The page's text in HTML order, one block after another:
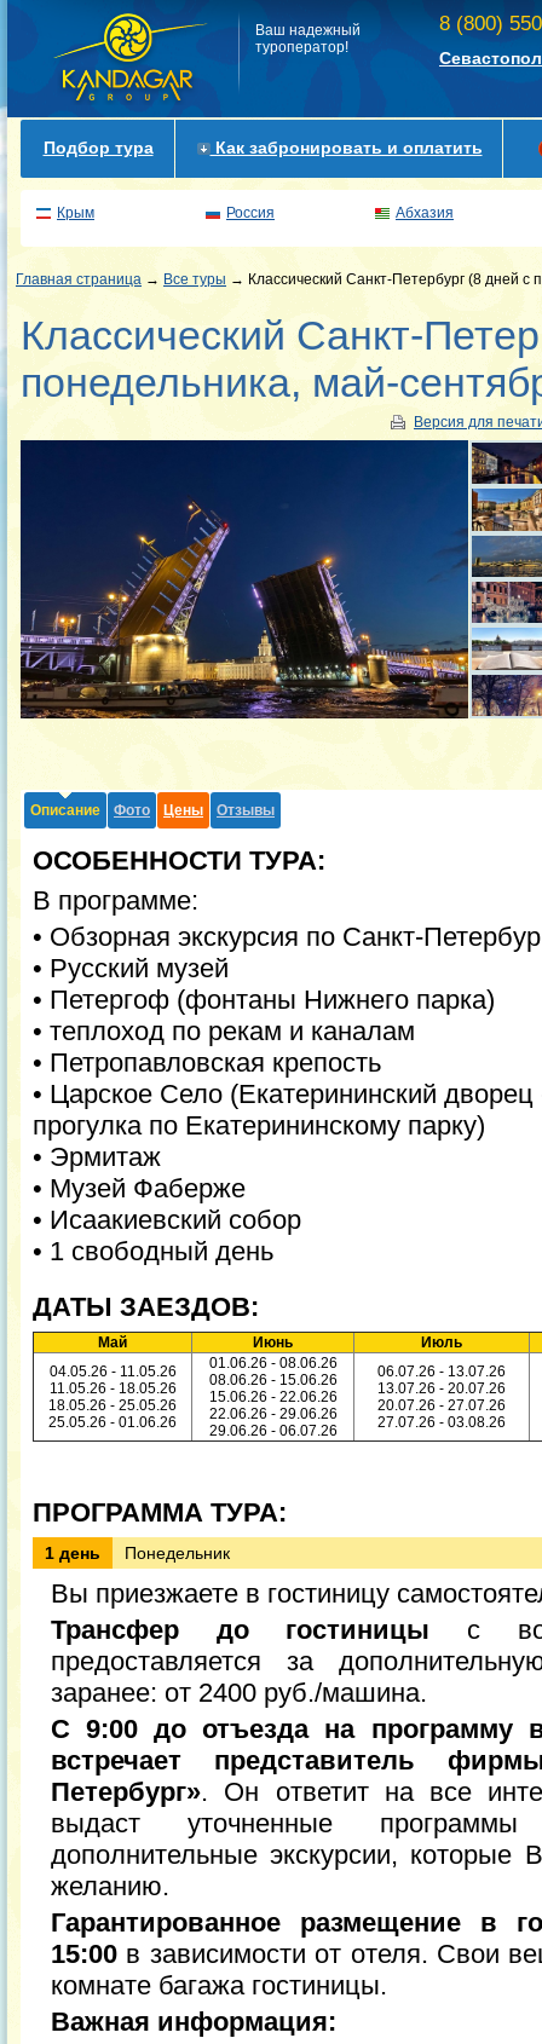
Ваш надежный
туроператор!
8 (800)
Подбор тура Как забронировать и оплатить
Крым Россия Абхазия
Главная страница → Все туры → Классический Санкт-Петербург (8 дней с
Классический Санкт-
понедельника, май-
Версия для
Описание Фото Цены Отзывы
ОСОБЕННОСТИ ТУРА:
В программе:
• Обзорная экскурсия по Санкт-
• Русский музей
• Петергоф (фонтаны Нижнего парка)
• теплоход по рекам и каналам
• Петропавловская крепость
• Царское Село (Екатерининский
прогулка по Екатерининскому парку)
• Эрмитаж
• Музей Фаберже
• Исаакиевский собор
• 1 свободный день
ДАТЫ ЗАЕЗДОВ:
Май Июнь
Июль
04.05.26 - 11.05.26
11.05.26 - 18.05.26
18.05.26 - 25.05.26
25.05.26 - 01.06.26
01.06.26 - 08.06.26
08.06.26 - 15.06.26
15.06.26 - 22.06.26
22.06.26 - 29.06.26
29.06.26 - 06.07.26
06.07.26 - 13.07.26
13.07.26 - 20.07.26
20.07.26 - 27.07.26
27.07.26 - 03.08.26
ПРОГРАММА ТУРА:
1 день Понедельник
Вы приезжаете в гостиницу
Трансфер до гостиницы с
предоставляется за
заранее: от 2400 руб./машина.
С 9:00 до отъезда на программу
встречает представитель
Петербург». Он ответит на все
выдаст уточненные
дополнительные экскурсии, которые
желанию.
Гарантированное размещение в
15:00 в зависимости от отеля. Свои
комнате багажа гостиницы.
Важная информация: